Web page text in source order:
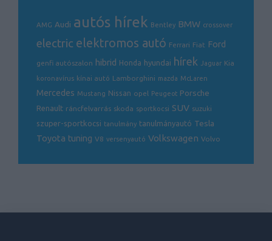
AMG Audi autós hírek Bentley BMW crossover
electric elektromos autó Ferrari Fiat Ford
genfi autószalon hibrid Honda hyundai hírek Jaguar Kia
koronavírus kínai autó Lamborghini mazda McLaren
Mercedes Mustang Nissan opel Peugeot Porsche
Renault ráncfelvarrás skoda sportkocsi SUV suzuki
szuper-sportkocsi tanulmány tanulmányautó Tesla
Toyota tuning V8 versenyautó Volkswagen Volvo